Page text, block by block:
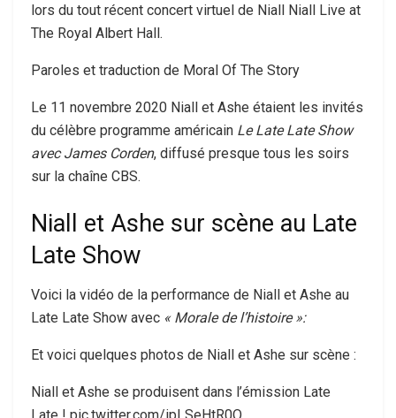
lors du tout récent concert virtuel de Niall Niall Live at
The Royal Albert Hall.
Paroles et traduction de Moral Of The Story
Le 11 novembre 2020 Niall et Ashe étaient les invités
du célèbre programme américain Le Late Late Show
avec James Corden, diffusé presque tous les soirs
sur la chaîne CBS.
Niall et Ashe sur scène au Late
Late Show
Voici la vidéo de la performance de Niall et Ashe au
Late Late Show avec « Morale de l’histoire »:
Et voici quelques photos de Niall et Ashe sur scène :
Niall et Ashe se produisent dans l’émission Late